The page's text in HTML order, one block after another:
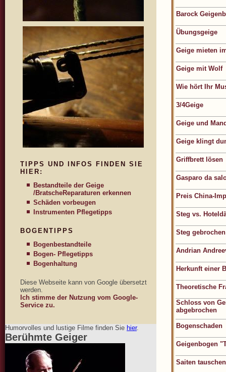
Barock
Übungsgeige
Geige mieten
Geige mit Wolf
Wie hört Ihr
3/4Geige
Geige und
Geige klingt
Griffbrett lösen
Gasparo da
Preis China-
Steg vs.
Steg gebrochen
Andrian
Herkunft einer
Theoretische
Schloss von
abgebrochen
Bogenschaden
Geigenbogen
Saiten tauschen
TIPPS UND INFOS FINDEN SIE
HIER:
Bestandteile der Geige
/BratscheReparaturen erkennen
Schäden vorbeugen
Instrumenten Pflegetipps
BOGENTIPPS
Bogenbestandteile
Bogen- Pflegetipps
Bogenhaltung
Diese Webseite kann von Google übersetzt
werden.
Ich stimme der Nutzung vom Google-
Service zu.
Humorvolles und lustige Filme finden Sie hier.
Berühmte Geiger